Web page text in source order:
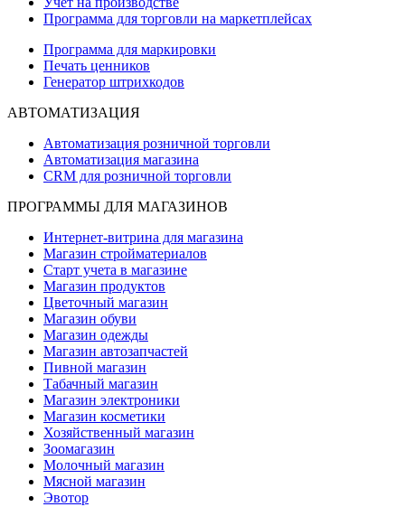
Программа для торговли на маркетплейсах
Программа для маркировки
Печать ценников
Генератор штрихкодов
АВТОМАТИЗАЦИЯ
Автоматизация розничной торговли
Автоматизация магазина
CRM для розничной торговли
ПРОГРАММЫ ДЛЯ МАГАЗИНОВ
Интернет-витрина для магазина
Магазин стройматериалов
Старт учета в магазине
Магазин продуктов
Цветочный магазин
Магазин обуви
Магазин одежды
Магазин автозапчастей
Пивной магазин
Табачный магазин
Магазин электроники
Магазин косметики
Хозяйственный магазин
Зоомагазин
Молочный магазин
Мясной магазин
Эвотор